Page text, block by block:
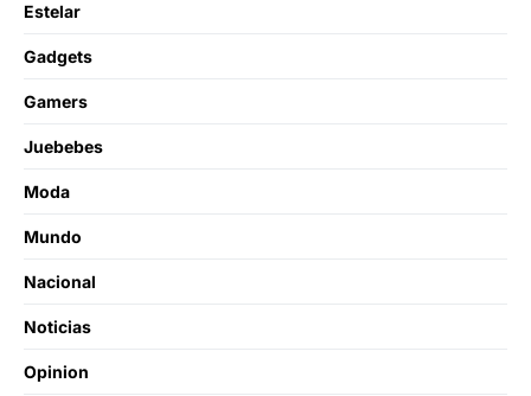
Estelar
Gadgets
Gamers
Juebebes
Moda
Mundo
Nacional
Noticias
Opinion